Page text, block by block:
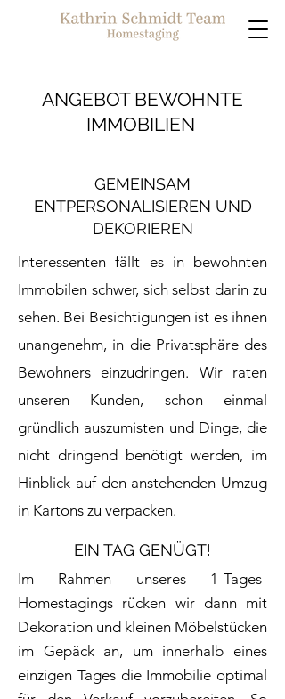
ANGEBOT BEWOHNTE
IMMOBILIEN
GEMEINSAM
ENTPERSONALISIEREN UND
DEKORIEREN
Interessenten fällt es in bewohnten
Immobilen schwer, sich selbst darin zu
sehen. Bei Besichtigungen ist es ihnen
unangenehm, in die Privatsphäre des
Bewohners einzudringen. Wir raten
unseren Kunden, schon einmal
gründlich auszumisten und Dinge, die
nicht dringend benötigt werden, im
Hinblick auf den anstehenden Umzug
in Kartons zu verpacken.
EIN TAG GENÜGT!
Im Rahmen unseres 1-Tages-
Homestagings rücken wir dann mit
Dekoration und kleinen Möbelstücken
im Gepäck an, um innerhalb eines
einzigen Tages die Immobilie optimal